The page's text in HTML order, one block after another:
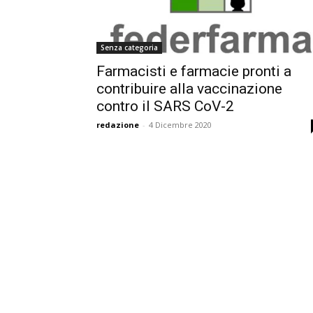
Senza categoria
Farmacisti e farmacie pronti a
contribuire alla vaccinazione
contro il SARS CoV-2
redazione - 4 Dicembre 2020